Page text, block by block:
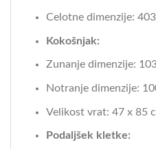
Celotne dimenzije:
Kokošnjak:
Zunanje dimenzije:
Notranje dimenzije:
Velikost vrat: 47 x 85
Podaljšek kletke: